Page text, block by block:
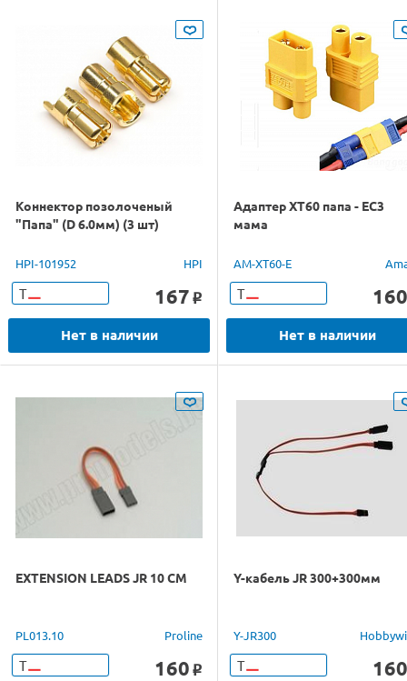
Коннектор позолоченый
"Папа" (D 6.0мм) (3 шт)
HPI-101952 HPI
Т 167 o
Нет в наличии
Адаптер XT60 папа - EC3
мама
AM-XT60-E
Т 160
Нет в наличии
EXTENSION LEADS JR 10 CM
PL013.10 Proline
Т 160 o
Y-кабель JR 300+300мм
Y-JR300
Т 160